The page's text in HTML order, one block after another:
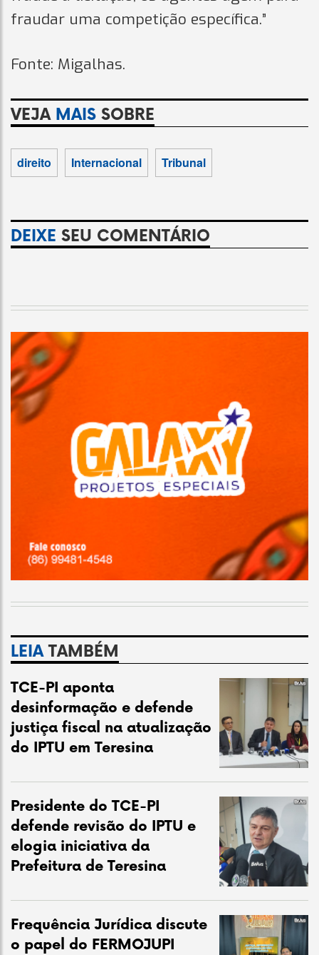
fraudar uma competição específica.”
Fonte: Migalhas.
VEJA MAIS SOBRE
direito Internacional Tribunal
DEIXE SEU COMENTÁRIO
LEIATAMBÉM
TCE-PI aponta
desinformação e defende
justiça fiscal na atualização
do IPTU em Teresina
Presidente do TCE-PI
defende revisão do IPTU e
elogia iniciativa da
Prefeitura de Teresina
Frequência Jurídica discute
o papel do FERMOJUPI